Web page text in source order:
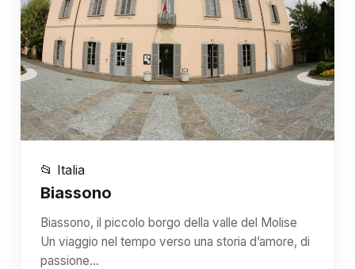
📂 Italia
Biassono
Biassono, il piccolo borgo della valle del Molise
Un viaggio nel tempo verso una storia d’amore, di
passione…